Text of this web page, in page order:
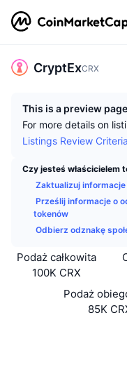
CryptExCRX
This is a preview
For more details on
Listings Review
Czy jesteś właścicielem
Zaktualizuj
Prześlij informacje o
tokenów
Odbierz odznakę
Podaż całkowita
100K CRX
Podaż
85K